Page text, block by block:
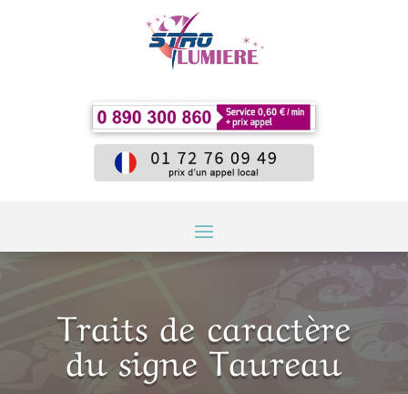
Traits de caractère
du signe Taureau